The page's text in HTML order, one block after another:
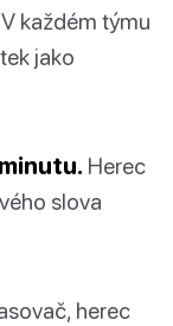
V každém týmu
jako
Herec
slova
herec